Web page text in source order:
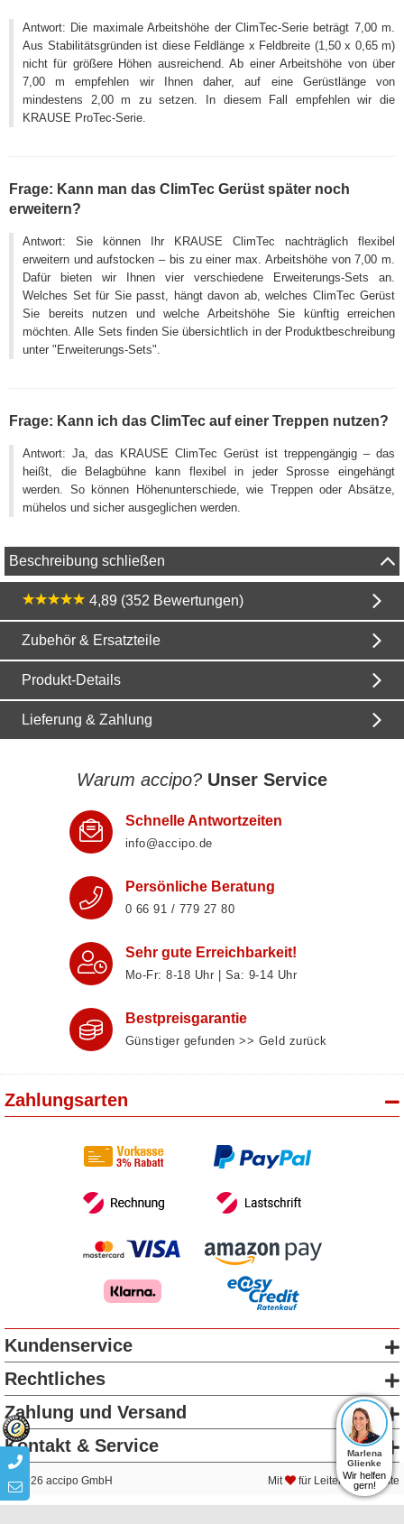
Antwort: Die maximale Arbeitshöhe der ClimTec-Serie beträgt 7,00 m.
Aus Stabilitätsgründen ist diese Feldlänge x Feldbreite (1,50 x 0,65 m)
nicht für größere Höhen ausreichend. Ab einer Arbeitshöhe von über
7,00 m empfehlen wir Ihnen daher, auf eine Gerüstlänge von
mindestens 2,00 m zu setzen. In diesem Fall empfehlen wir die
KRAUSE ProTec-Serie.
Frage: Kann man das ClimTec Gerüst später noch
erweitern?
Antwort: Sie können Ihr KRAUSE ClimTec nachträglich flexibel
erweitern und aufstocken – bis zu einer max. Arbeitshöhe von 7,00 m.
Dafür bieten wir Ihnen vier verschiedene Erweiterungs-Sets an.
Welches Set für Sie passt, hängt davon ab, welches ClimTec Gerüst
Sie bereits nutzen und welche Arbeitshöhe Sie künftig erreichen
möchten. Alle Sets finden Sie übersichtlich in der Produktbeschreibung
unter "Erweiterungs-Sets".
Frage: Kann ich das ClimTec auf einer Treppen nutzen?
Antwort: Ja, das KRAUSE ClimTec Gerüst ist treppengängig – das
heißt, die Belagbühne kann flexibel in jeder Sprosse eingehängt
werden. So können Höhenunterschiede, wie Treppen oder Absätze,
mühelos und sicher ausgeglichen werden.
Beschreibung schließen
4,89 (352 Bewertungen)
Zubehör & Ersatzteile
Produkt-Details
Lieferung & Zahlung
Warum accipo? Unser Service
Schnelle Antwortzeiten
info@accipo.de
Persönliche Beratung
0 66 91 / 779 27 80
Sehr gute Erreichbarkeit!
Mo-Fr: 8‑18 Uhr | Sa: 9‑14 Uhr
Bestpreisgarantie
Günstiger gefunden >> Geld zurück
Zahlungsarten
Kundenservice
Rechtliches
Zahlung und Versand
Kontakt & Service
2026 accipo GmbH Mit für Leitern & Gerüste
Marlena
Glienke
Wir helfen
gern!